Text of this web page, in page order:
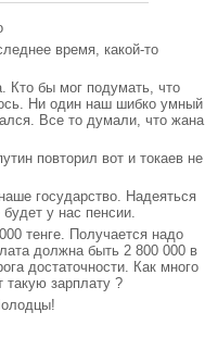
время, какой-то
бы мог подумать, что
Ни один наш шибко умный
Все то думали, что жана
повторил вот и токаев не
государство. Надеяться
у нас пенсии.
тенге. Получается надо
должна быть 2 800 000 в
достаточности. Как много
зарплату ?